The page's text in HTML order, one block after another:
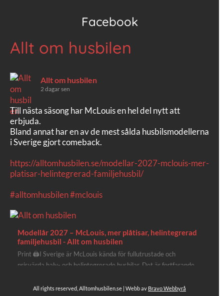
Facebook
Allt om husbilen
Allt om husbilen
2 dagar sen
Till nästa säsong har McLouis en hel del nytt att
erbjuda.
Bland annat har en av de mest sålda husbilsmodellerna
i Sverige gjort comeback.
https://alltomhusbilen.se/modellar-2027-mclouis-mer-
platisar-helintegrerad-familjehusbil/
#alltomhusbilen#mclouis
Modellår 2027 – McLouis, mer plåtisar, helintegrerad
familjehusbil - Allt om husbilen
Print 🖨I Sverige är McLouis kända för fullutrustade och
prisvärda halv- och helintegrerade husbilar. Det är fortfarande
plåtisutbud lite extra kärlek med hela 3 nya utrustningsnivåer.
All rights reserved, Alltomhusbilen.se | Webb av Bravo Webbyrå